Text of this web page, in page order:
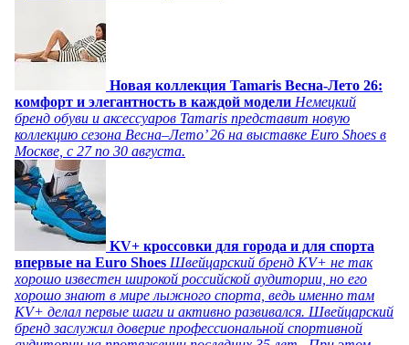
Новая коллекция Tamaris Весна-Лето 26:
комфорт и элегантность в каждой модели Немецкий
бренд обуви и аксессуаров Tamaris представит новую
коллекцию сезона Весна–Лето’ 26 на выставке Euro Shoes в
Москве, с 27 по 30 августа.
KV+ кроссовки для города и для спорта
впервые на Euro Shoes Швейцарский бренд KV+ не так
хорошо известен широкой российской аудитории, но его
хорошо знают в мире лыжного спорта, ведь именно там
KV+ делал первые шаги и активно развивался. Швейцарский
бренд заслужил доверие профессиональной спортивной